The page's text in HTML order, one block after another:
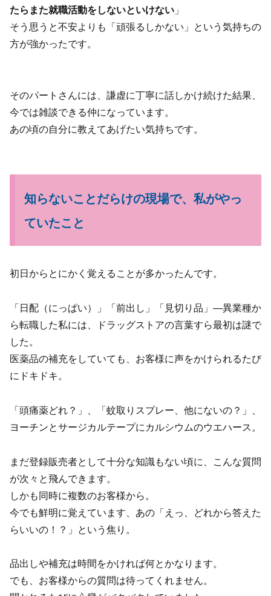
たらまた就職活動をしないといけない 」
そう思うと不安よりも「頑張るしかない」という気持ちの
方が強かったです。
そのパートさんには、謙虚に丁寧に話しかけ続けた結果、
今では雑談できる仲になっています。
あの頃の自分に教えてあげたい気持ちです。
知らないことだらけの現場で、私がやっ
ていたこと
初日からとにかく覚えることが多かったんです。
「日配（にっぱい）」「前出し」「見切り品」—異業種か
ら転職した私には、ドラッグストアの言葉すら最初は謎で
した。
医薬品の補充をしていても、お客様に声をかけられるたび
にドキドキ。
「頭痛薬どれ？」、「蚊取りスプレー、他にないの？」、
ヨーチンとサージカルテープにカルシウムのウエハース。
まだ登録販売者として十分な知識もない頃に、こんな質問
が次々と飛んできます。
しかも同時に複数のお客様から。
今でも鮮明に覚えています、あの「えっ、どれから答えた
らいいの！？」という焦り。
品出しや補充は時間をかければ何とかなります。
でも、お客様からの質問は待ってくれません。